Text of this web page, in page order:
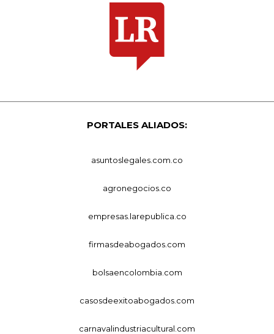
PORTALES ALIADOS:
asuntoslegales.com.co
agronegocios.co
empresas.larepublica.co
firmasdeabogados.com
bolsaencolombia.com
casosdeexitoabogados.com
carnavalindustriacultural.com